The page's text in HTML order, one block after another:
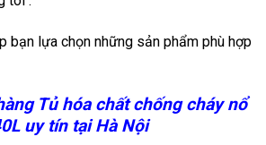
bạn lựa chọn những sản phẩm phù hợp
Tủ hóa chất chống cháy nổ
uy tín tại Hà Nội